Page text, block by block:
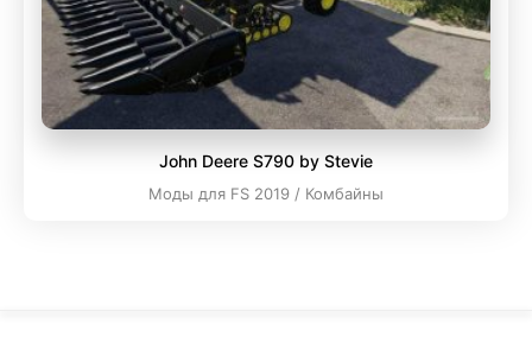
John Deere S790 by Stevie
Моды для FS 2019 / Комбайны